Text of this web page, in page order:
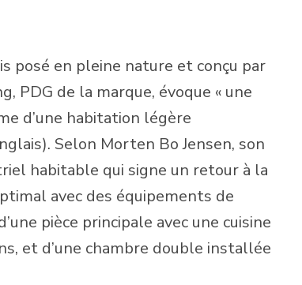
posé en pleine nature et conçu par
PDG de la marque, évoque « une
d’une habitation légère
Selon Morten Bo Jensen, son
habitable qui signe un retour à la
avec des équipements de
pièce principale avec une cuisine
et d’une chambre double installée